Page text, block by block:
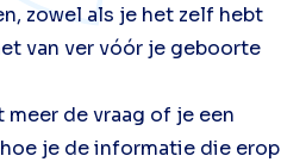
zowel als je het zelf hebt
van ver vóór je geboorte
de vraag of je een
je de informatie die erop